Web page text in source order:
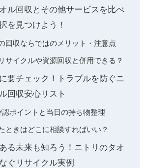
ル回収とその他サービスを比べ
を見つけよう！
回収ならではのメリット・注意点
サイクルや資源回収と併用できる？
要チェック！トラブルを防ぐニ
回収安心リスト
ポイントと当日の持ち物整理
ときはどこに相談すればいい？
る未来も知ろう！ニトリのタオ
ぐリサイクル実例